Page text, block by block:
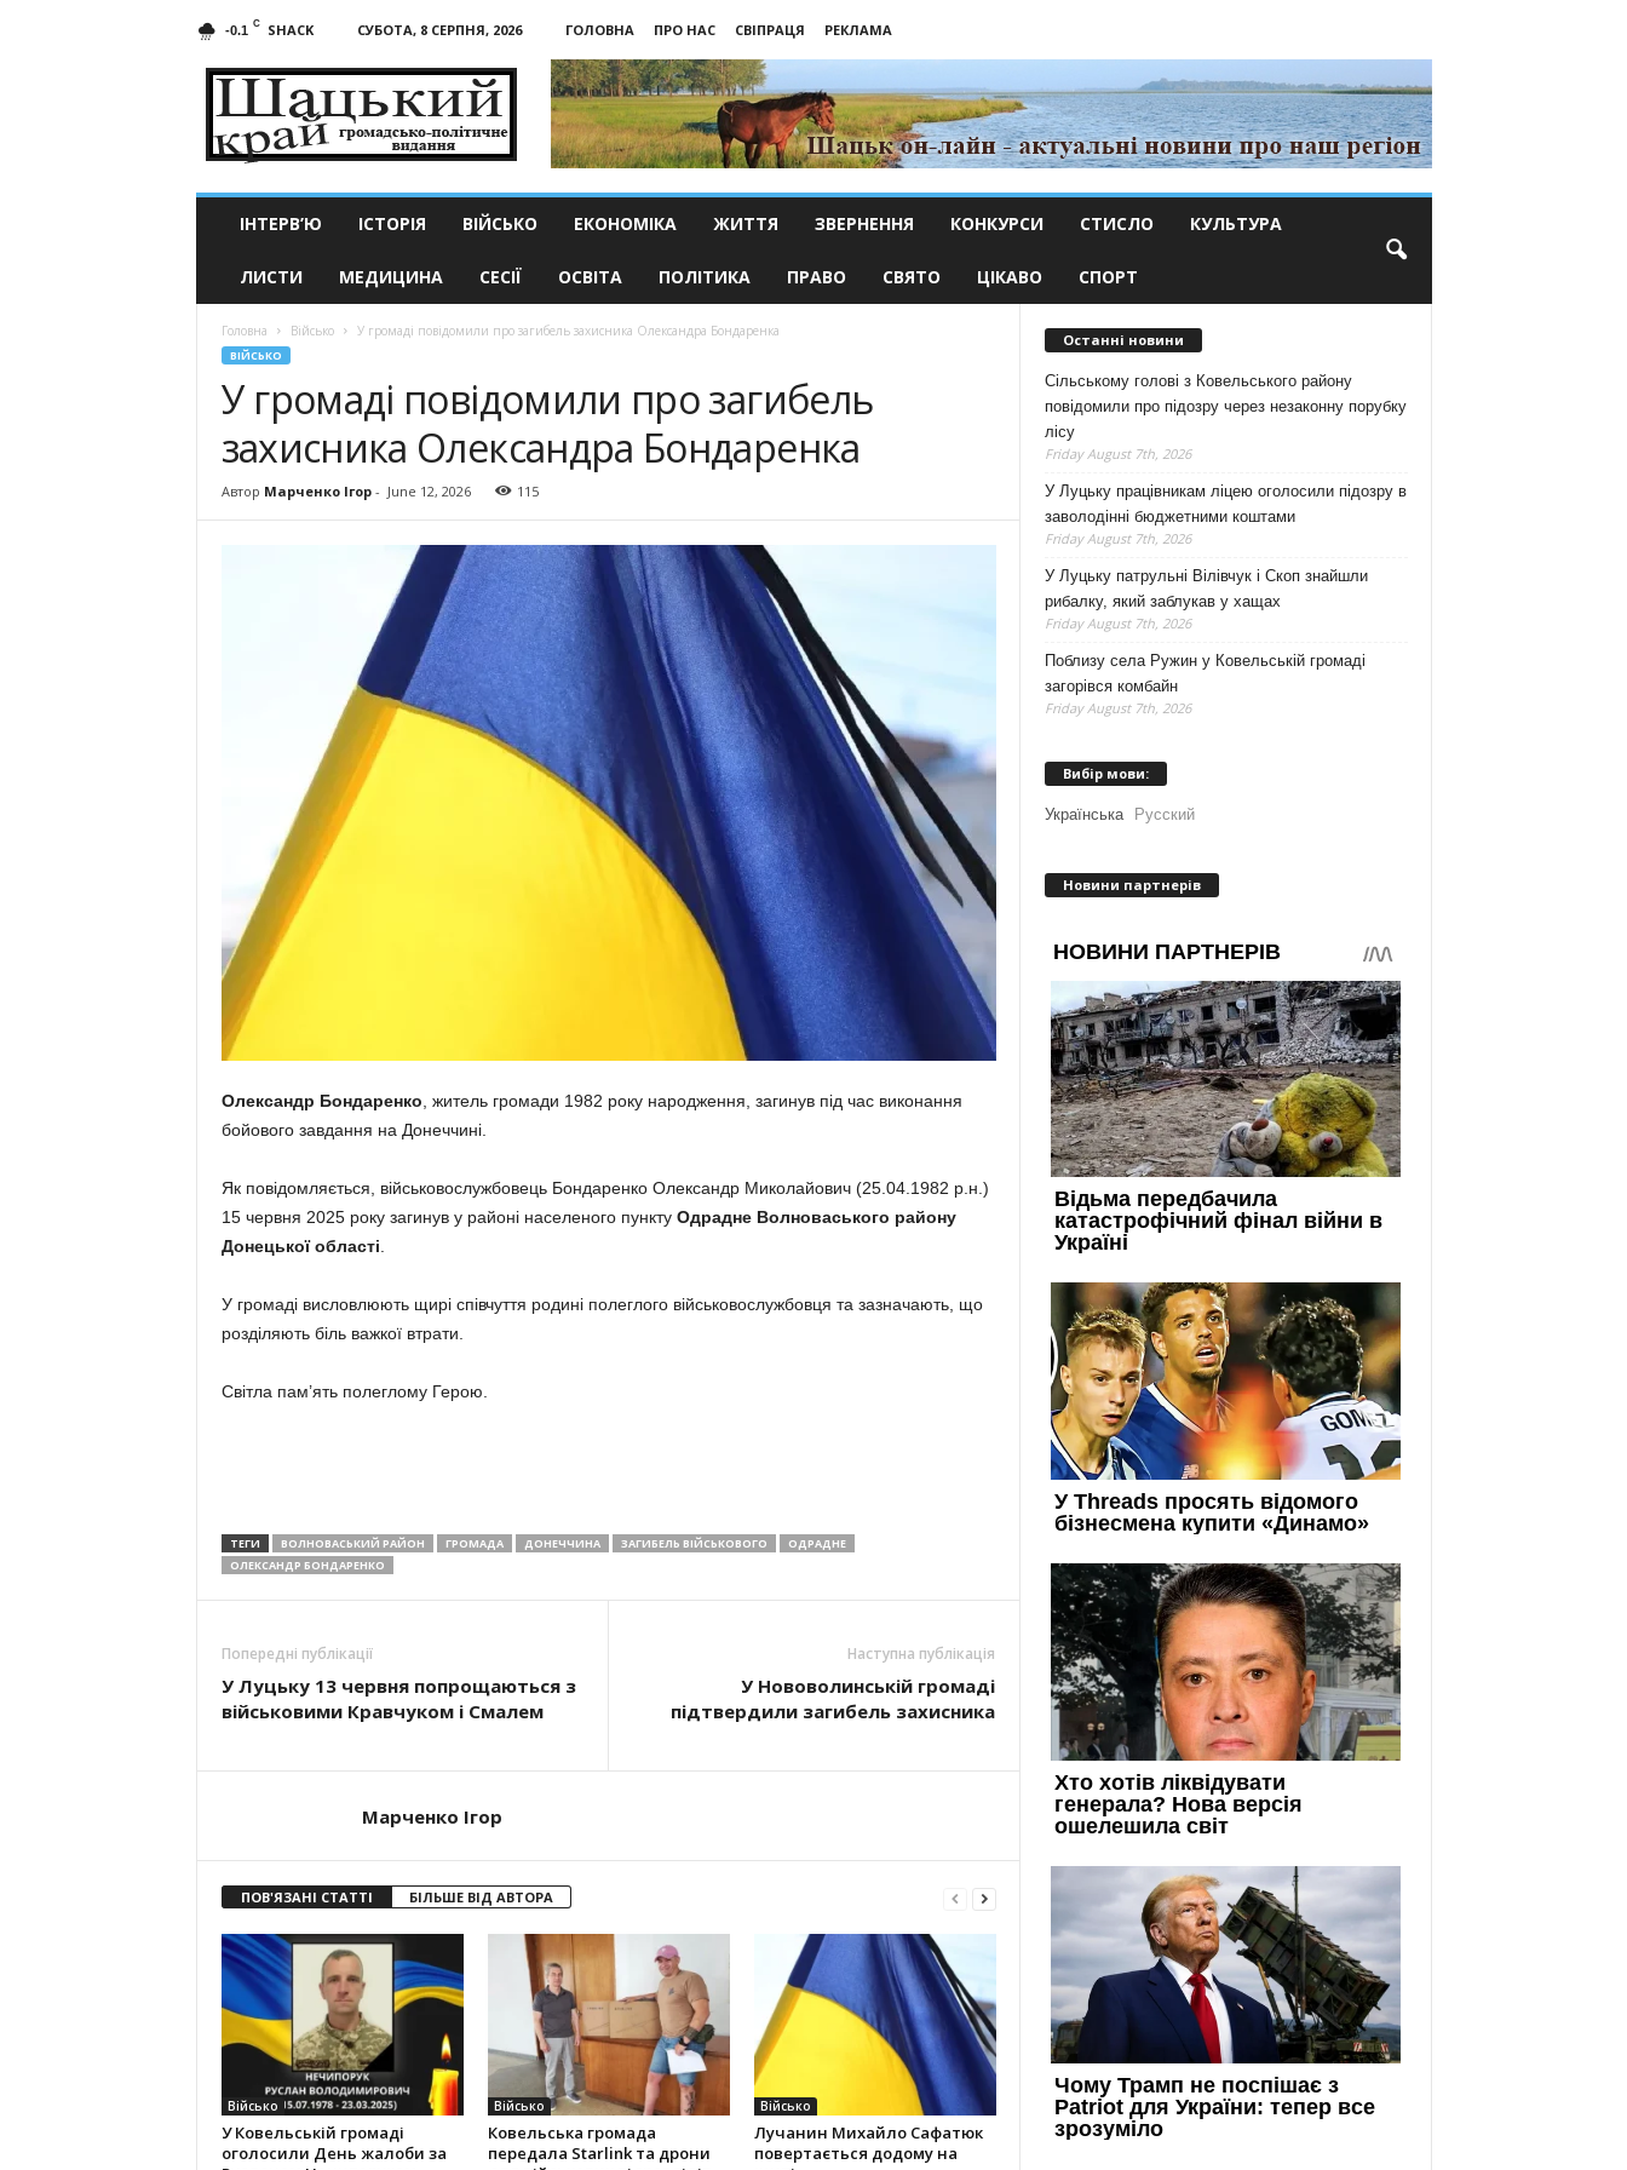
-0.1 C SHACK СУБОТА, 8 СЕРПНЯ, 2026 ГОЛОВНА ПРО НАС СВІПРАЦЯ
РЕКЛАМА
край
ІНТЕРВ’Ю ІСТОРІЯ ВІЙСЬКО ЕКОНОМІКА ЖИТТЯ ЗВЕРНЕННЯ КОНКУРСИ СТИСЛО КУЛЬТУРА
ЛИСТИ МЕДИЦИНА СЕСІЇ ОСВІТА ПОЛІТИКА ПРАВО СВЯТО ЦІКАВО СПОРТ
Головна Військо У громаді повідомили про загибель захисника Олександра Бондаренка
ВІЙСЬКО
У громаді повідомили про загибель
захисника Олександра Бондаренка
Автор Марченко Ігор- June 12, 2026 115
Олександр Бондаренко , житель громади 1982 року народження, загинув під час виконання
бойового завдання на Донеччині.
Як повідомляється, військовослужбовець Бондаренко Олександр Миколайович (25.04.1982 р.н.)
15 червня 2025 року загинув у районі населеного пункту Одрадне Волноваського району
Донецької області
У громаді висловлюють щирі співчуття родині полеглого військовослужбовця та зазначають, що
розділяють біль важкої втрати.
Світла пам’ять полеглому Герою.
ТЕГИ ВОЛНОВАСЬКИЙ РАЙОН ГРОМАДА ДОНЕЧЧИНА ЗАГИБЕЛЬ ВІЙСЬКОВОГО
ОДРАДНЕ
ОЛЕКСАНДР БОНДАРЕНКО
Попередні публікації
У Луцьку 13 червня попрощаються з
військовими Кравчуком і Смалем
Наступна публікація
У Нововолинській громаді
підтвердили загибель захисника
Марченко Ігор
ПОВ'ЯЗАНІ СТАТТІ БІЛЬШЕ ВІД АВТОРА
Військо
У Ковельській громаді
оголосили День жалоби за
Військо
Ковельська громада
передала Starlink та дрони
Військо
Лучанин Михайло Сафатюк
повертається додому на
Останні новини
Сільському голові з Ковельського району
повідомили про підозру через незаконну порубку
лісу
Friday August 7th, 2026
У Луцьку працівникам ліцею оголосили підозру в
заволодінні бюджетними коштами
Friday August 7th, 2026
У Луцьку патрульні Вілівчук і Скоп знайшли
рибалку, який заблукав у хащах
Friday August 7th, 2026
Поблизу села Ружин у Ковельській громаді
загорівся комбайн
Friday August 7th, 2026
Вибір мови:
Українська Русский
Новини партнерів